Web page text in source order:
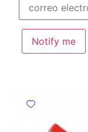
Notify me